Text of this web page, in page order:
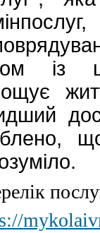
із